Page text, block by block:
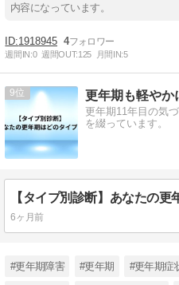
内容になっています。
1918945 4
週間IN:0 週間OUT:125 月間IN:5
9 更年期も軽やか
更年期11年目の気
を綴っています。
6ヶ月前
#更年期障害 #更年期 #更年期症